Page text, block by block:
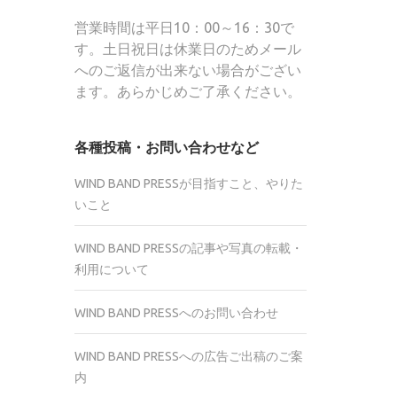
営業時間は平日10：00～16：30で
す。土日祝日は休業日のためメール
へのご返信が出来ない場合がござい
ます。あらかじめご了承ください。
各種投稿・お問い合わせなど
WIND BAND PRESSが目指すこと、やりた
いこと
WIND BAND PRESSの記事や写真の転載・
利用について
WIND BAND PRESSへのお問い合わせ
WIND BAND PRESSへの広告ご出稿のご案
内